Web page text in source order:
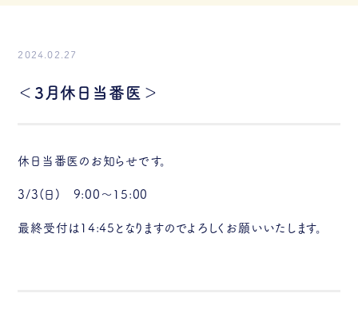
2024.02.27
＜3月休日当番医＞
休日当番医のお知らせです。
3/3(日) 9:00～15:00
最終受付は14:45となりますのでよろしくお願いいたします。